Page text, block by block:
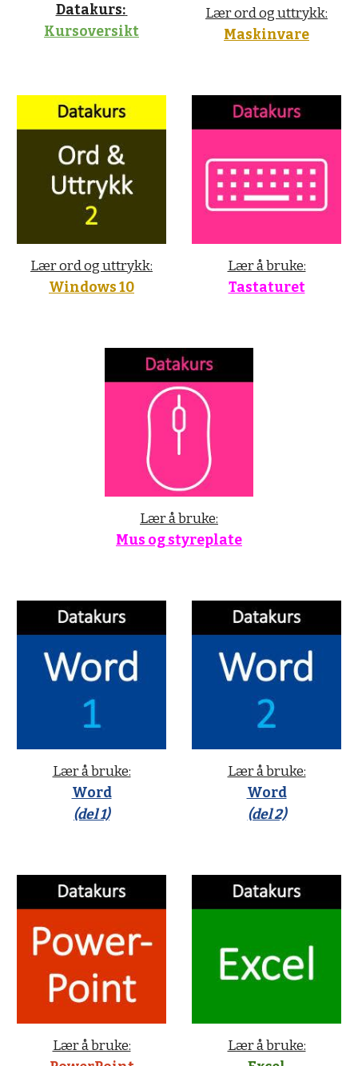
Datakurs:
Kursoversikt
Lær ord og uttrykk:
Maskinvare
Lær ord og uttrykk:
Windows 10
Lær å bruke:
Tastaturet
Lær å bruke:
Mus og styreplate
Lær å bruke:
Word
(del 1)
Lær å bruke:
Word
(del 2)
Lær å bruke:
Lær å bruke: